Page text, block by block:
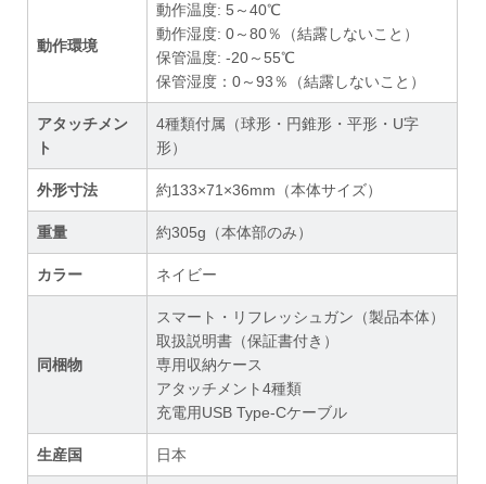
動作環境
動作温度: 5～40℃
動作湿度: 0～80％（結露しないこと）
保管温度: -20～55℃
保管湿度：0～93％（結露しないこと）
アタッチメン
ト
4種類付属（球形・円錐形・平形・U字
形）
外形寸法 約133×71×36mm（本体サイズ）
重量 約305g（本体部のみ）
カラー ネイビー
同梱物
スマート・リフレッシュガン（製品本体）
取扱説明書（保証書付き）
専用収納ケース
アタッチメント4種類
充電用USB Type-Cケーブル
生産国 日本